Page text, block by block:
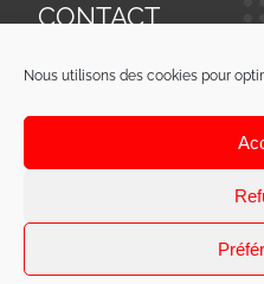
Nous utilisons des cookies pour
CONTACT
1A CITÉ DE KERHOLLO
Tél:02 96 45 01 86